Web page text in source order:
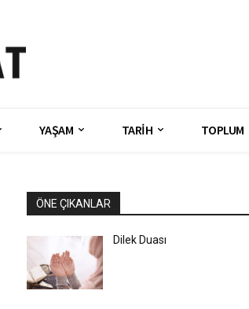
YAŞAM TARİH TOPLUM
ÖNE ÇIKANLAR
Dilek Duası